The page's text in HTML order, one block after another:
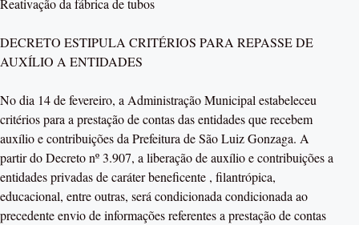
Reativação da fábrica de tubos
DECRETO ESTIPULA CRITÉRIOS PARA REPASSE DE
AUXÍLIO A ENTIDADES
No dia 14 de fevereiro, a Administração Municipal estabeleceu
critérios para a prestação de contas das entidades que recebem
auxílio e contribuições da Prefeitura de São Luiz Gonzaga. A
partir do Decreto nº 3.907, a liberação de auxílio e contribuições a
entidades privadas de caráter beneficente , filantrópica,
educacional, entre outras, será condicionada condicionada ao
precedente envio de informações referentes a prestação de contas